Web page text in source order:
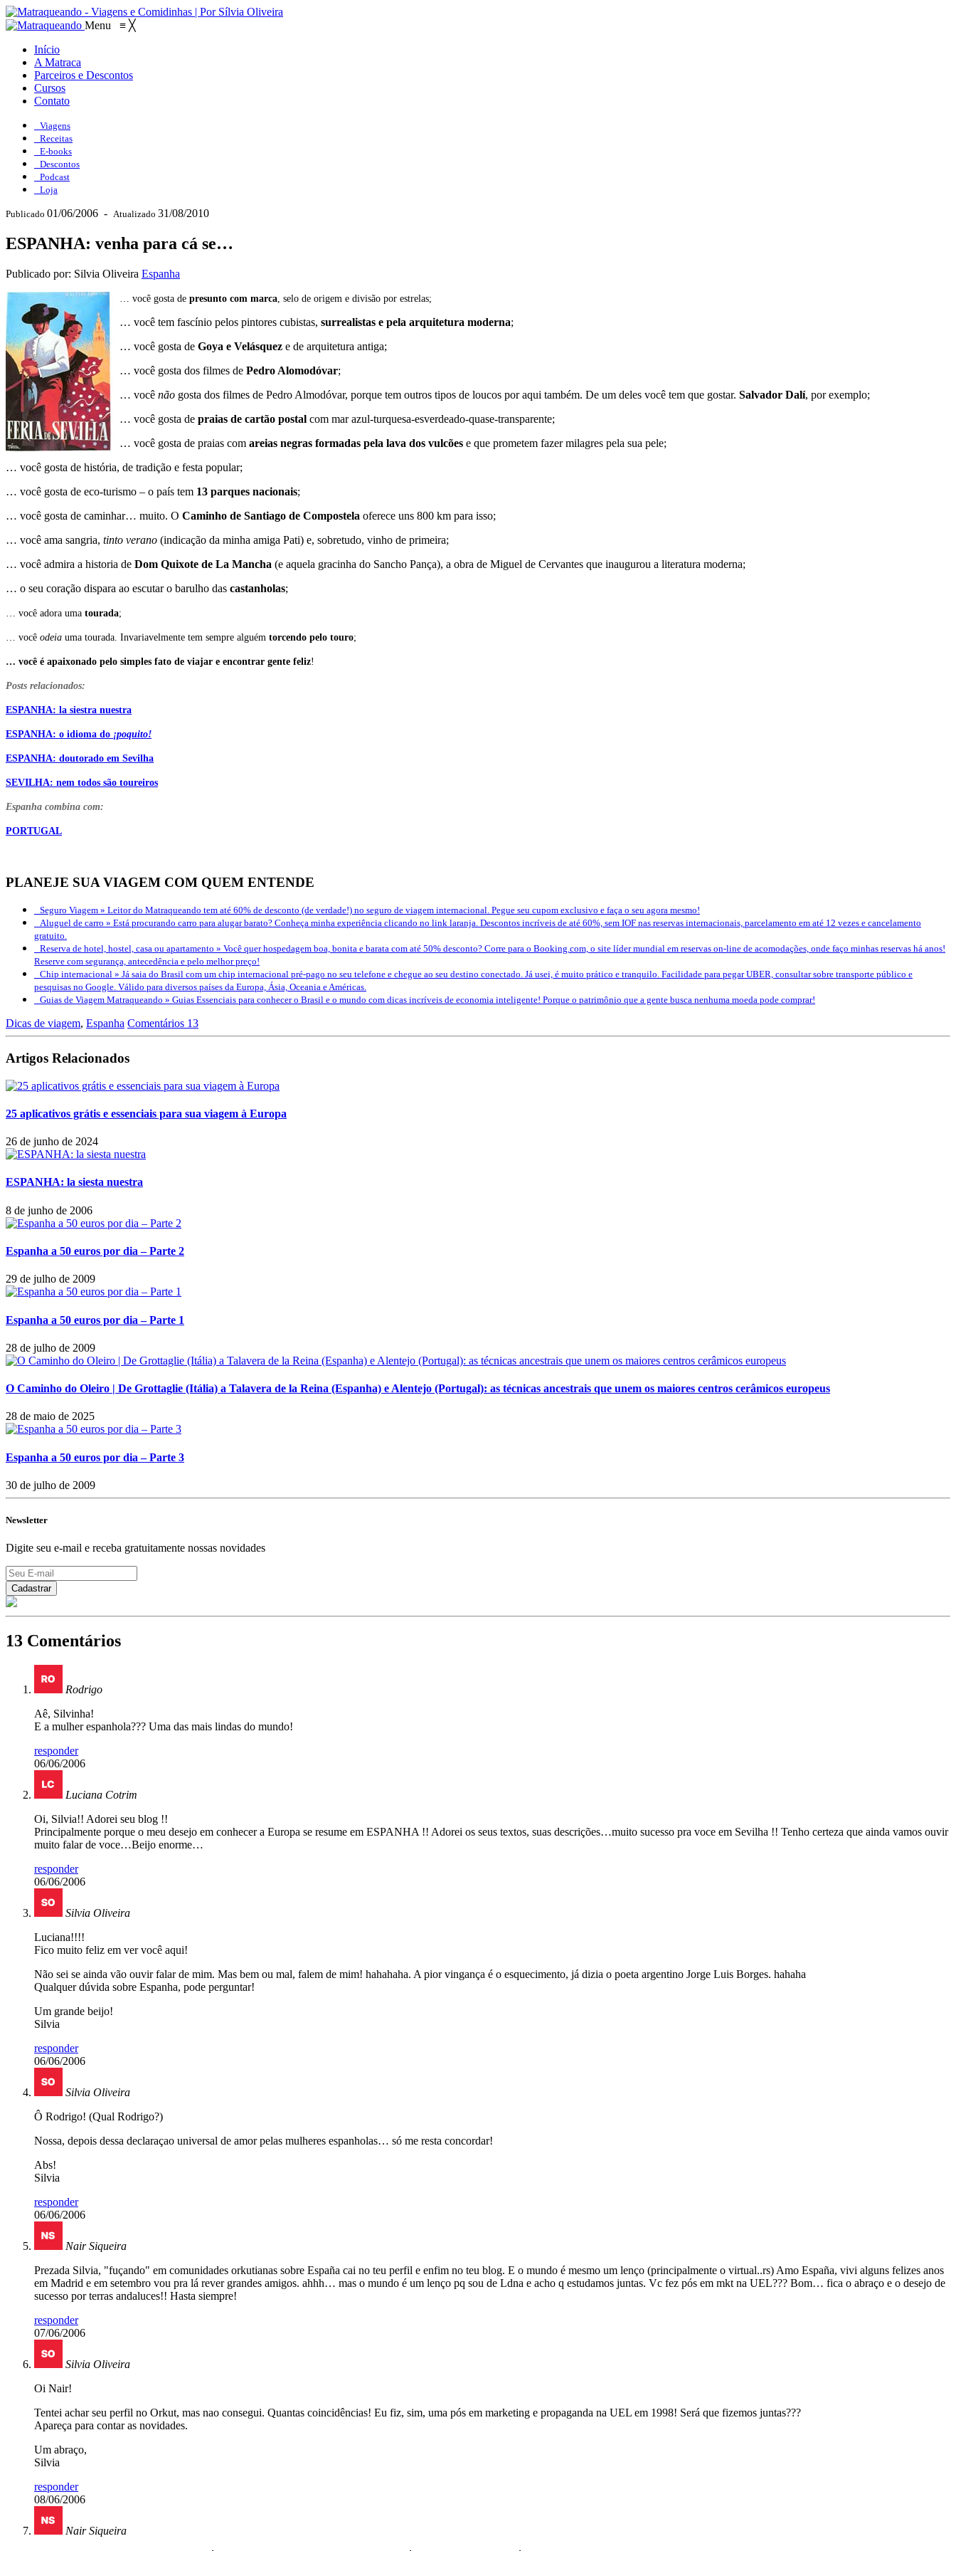
Menu ≡ ╳
Início
A Matraca
Parceiros e Descontos
Cursos
Contato
Viagens
Receitas
E-books
Descontos
Podcast
Loja
Publicado 01/06/2006 - Atualizado 31/08/2010
ESPANHA: venha para cá se…
Publicado por: Silvia Oliveira Espanha
… você gosta de presunto com marca , selo de origem e divisão por estrelas;
… você tem fascínio pelos pintores cubistas, surrealistas e pela arquitetura moderna;
… você gosta de Goya e Velásquez e de arquitetura antiga;
… você gosta dos filmes de Pedro Alomodóvar;
… você não gosta dos filmes de Pedro Almodóvar, porque tem outros tipos de loucos por aqui também. De um deles você tem que gostar. Salvador Dalí, por exemplo;
… você gosta de praias de cartão postal com mar azul-turquesa-esverdeado-quase-transparente;
… você gosta de praias com areias negras formadas pela lava dos vulcões e que prometem fazer milagres pela sua pele;
… você gosta de história, de tradição e festa popular;
… você gosta de eco-turismo – o país tem 13 parques nacionais;
… você gosta de caminhar… muito. O Caminho de Santiago de Compostela oferece uns 800 km para isso;
… você ama sangria, tinto verano (indicação da minha amiga Pati) e, sobretudo, vinho de primeira;
… você admira a historia de Dom Quixote de La Mancha (e aquela gracinha do Sancho Pança), a obra de Miguel de Cervantes que inaugurou a literatura moderna;
… o seu coração dispara ao escutar o barulho das castanholas;
… você adora uma tourada;
… você odeia uma tourada. Invariavelmente tem sempre alguém torcendo pelo touro;
… você é apaixonado pelo simples fato de viajar e encontrar gente feliz!
Posts relacionados:
ESPANHA: la siestra nuestra
ESPANHA: o idioma do ¡poquito!
ESPANHA: doutorado em Sevilha
SEVILHA: nem todos são toureiros
Espanha combina com:
PORTUGAL
PLANEJE SUA VIAGEM COM QUEM ENTENDE
Seguro Viagem » Leitor do Matraqueando tem até 60% de desconto (de verdade!) no seguro de viagem internacional. Pegue seu cupom exclusivo e faça o seu agora mesmo!
Aluguel de carro » Está procurando carro para alugar barato? Conheça minha experiência clicando no link laranja. Descontos incríveis de até 60%, sem IOF nas reservas internacionais, parcelamento em até 12 vezes e cancelamento
gratuito.
Reserva de hotel, hostel, casa ou apartamento » Você quer hospedagem boa, bonita e barata com até 50% desconto? Corre para o Booking.com, o site líder mundial em reservas on-line de acomodações, onde faço minhas reservas há anos!
Reserve com segurança, antecedência e pelo melhor preço!
Chip internacional » Já saia do Brasil com um chip internacional pré-pago no seu telefone e chegue ao seu destino conectado. Já usei, é muito prático e tranquilo. Facilidade para pegar UBER, consultar sobre transporte público e
pesquisas no Google. Válido para diversos países da Europa, Ásia, Oceania e Américas.
Guias de Viagem Matraqueando » Guias Essenciais para conhecer o Brasil e o mundo com dicas incríveis de economia inteligente! Porque o patrimônio que a gente busca nenhuma moeda pode comprar!
Dicas de viagem, Espanha Comentários 13
Artigos Relacionados
25 aplicativos grátis e essenciais para sua viagem à Europa
26 de junho de 2024
ESPANHA: la siesta nuestra
8 de junho de 2006
Espanha a 50 euros por dia – Parte 2
29 de julho de 2009
Espanha a 50 euros por dia – Parte 1
28 de julho de 2009
O Caminho do Oleiro | De Grottaglie (Itália) a Talavera de la Reina (Espanha) e Alentejo (Portugal): as técnicas ancestrais que unem os maiores centros cerâmicos europeus
28 de maio de 2025
Espanha a 50 euros por dia – Parte 3
30 de julho de 2009
Newsletter
Digite seu e-mail e receba gratuitamente nossas novidades
13 Comentários
Rodrigo
Aê, Silvinha!
E a mulher espanhola??? Uma das mais lindas do mundo!
responder
06/06/2006
Luciana Cotrim
Oi, Silvia!! Adorei seu blog !!
Principalmente porque o meu desejo em conhecer a Europa se resume em ESPANHA !! Adorei os seus textos, suas descrições…muito sucesso pra voce em Sevilha !! Tenho certeza que ainda vamos ouvir
muito falar de voce…Beijo enorme…
responder
06/06/2006
Silvia Oliveira
Luciana!!!!
Fico muito feliz em ver você aqui!
Não sei se ainda vão ouvir falar de mim. Mas bem ou mal, falem de mim! hahahaha. A pior vingança é o esquecimento, já dizia o poeta argentino Jorge Luis Borges. hahaha
Qualquer dúvida sobre Espanha, pode perguntar!
Um grande beijo!
Silvia
responder
06/06/2006
Silvia Oliveira
Ô Rodrigo! (Qual Rodrigo?)
Nossa, depois dessa declaraçao universal de amor pelas mulheres espanholas… só me resta concordar!
Abs!
Silvia
responder
06/06/2006
Nair Siqueira
Prezada Silvia, "fuçando" em comunidades orkutianas sobre España cai no teu perfil e enfim no teu blog. E o mundo é mesmo um lenço (principalmente o virtual..rs) Amo España, vivi alguns felizes anos
em Madrid e em setembro vou pra lá rever grandes amigos. ahhh… mas o mundo é um lenço pq sou de Ldna e acho q estudamos juntas. Vc fez pós em mkt na UEL??? Bom… fica o abraço e o desejo de
sucesso por terras andaluces!! Hasta siempre!
responder
07/06/2006
Silvia Oliveira
Oi Nair!
Tentei achar seu perfil no Orkut, mas nao consegui. Quantas coincidências! Eu fiz, sim, uma pós em marketing e propaganda na UEL em 1998! Será que fizemos juntas???
Apareça para contar as novidades.
Um abraço,
Silvia
responder
08/06/2006
Nair Siqueira